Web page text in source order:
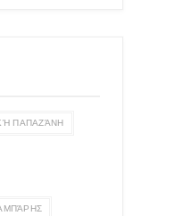
ΠΑΠΑΖΆΝΗ